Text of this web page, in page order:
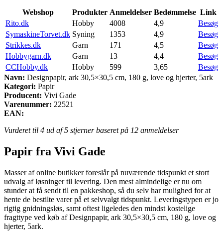
Webshop Produkter Anmeldelser Bedømmelse Link
Rito.dk
Hobby 4008 4,9
Besøg
SymaskineTorvet.dk Syning 1353 4,9
Besøg
Strikkes.dk
Garn 171 4,5
Besøg
Hobbygarn.dk
Garn 13 4,4
Besøg
CCHobby.dk
Hobby 599 3,65
Besøg
Navn: Designpapir, ark 30,5×30,5 cm, 180 g, love og hjerter, 5ark
Kategori: Papir
Producent: Vivi Gade
Varenummer: 22521
EAN:
Vurderet til 4 ud af 5 stjerner baseret på 12 anmeldelser
Papir fra Vivi Gade
Masser af online butikker foreslår på nuværende tidspunkt et stort
udvalg af løsninger til levering. Den mest almindelige er nu om
stunder at få sendt til en pakkeshop, så du selv har mulighed for at
hente de bestilte varer på et selvvalgt tidspunkt. Leveringstypen er jo
rigtig gnidningsløs, samt oftest ligeledes den mindst kostelige
fragttype ved køb af Designpapir, ark 30,5×30,5 cm, 180 g, love og
hjerter, 5ark.